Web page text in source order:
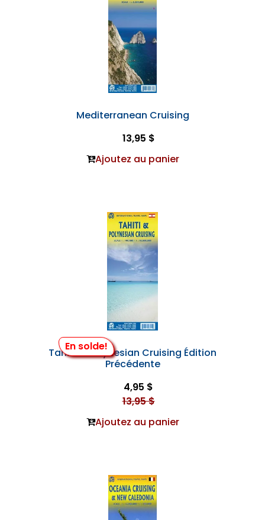
Mediterranean Cruising
13,95 $
Ajoutez au panier
En solde!
Tahiti & Polynesian Cruising Édition
Précédente
4,95 $
13,95 $
Ajoutez au panier